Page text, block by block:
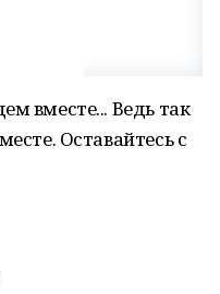
вместе... Ведь так
Оставайтесь с